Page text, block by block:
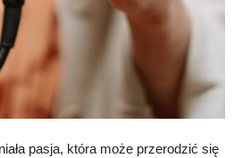
pasja, która może przerodzić się